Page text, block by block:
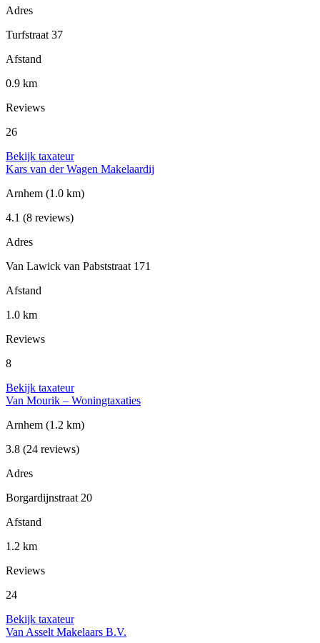
Adres
Turfstraat 37
Afstand
0.9 km
Reviews
26
Bekijk taxateur
Kars van der Wagen Makelaardij
Arnhem (1.0 km)
4.1 (8 reviews)
Adres
Van Lawick van Pabststraat 171
Afstand
1.0 km
Reviews
8
Bekijk taxateur
Van Mourik – Woningtaxaties
Arnhem (1.2 km)
3.8 (24 reviews)
Adres
Borgardijnstraat 20
Afstand
1.2 km
Reviews
24
Bekijk taxateur
Van Asselt Makelaars B.V.